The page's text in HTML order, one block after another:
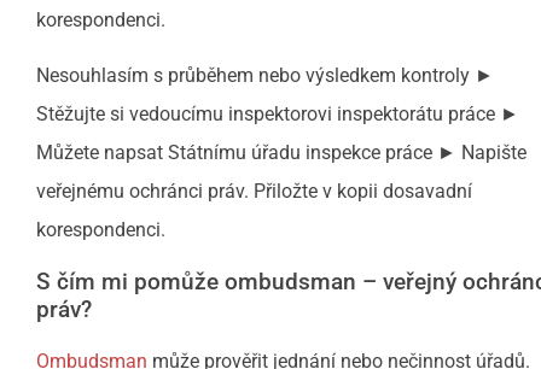
korespondenci.
Nesouhlasím s průběhem nebo výsledkem kontroly ►
Stěžujte si vedoucímu inspektorovi inspektorátu práce ►
Můžete napsat Státnímu úřadu inspekce práce ► Napište
veřejnému ochránci práv. Přiložte v kopii dosavadní
korespondenci.
S čím mi pomůže ombudsman – veřejný
práv?
Ombudsman může prověřit jednání nebo nečinnost úřadů.